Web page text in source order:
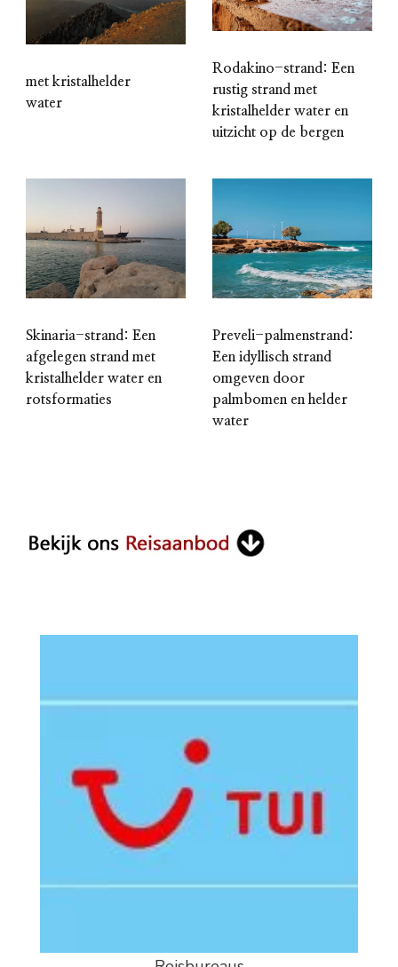
met kristalhelder
water
Rodakino-strand: Een
rustig strand met
kristalhelder water en
uitzicht op de bergen
Skinaria-strand: Een
afgelegen strand met
kristalhelder water en
rotsformaties
Preveli-palmenstrand:
Een idyllisch strand
omgeven door
palmbomen en helder
water